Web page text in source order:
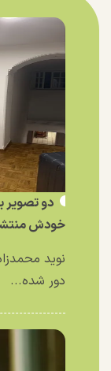
دو تصویر
خودش
نوید
دور شده...